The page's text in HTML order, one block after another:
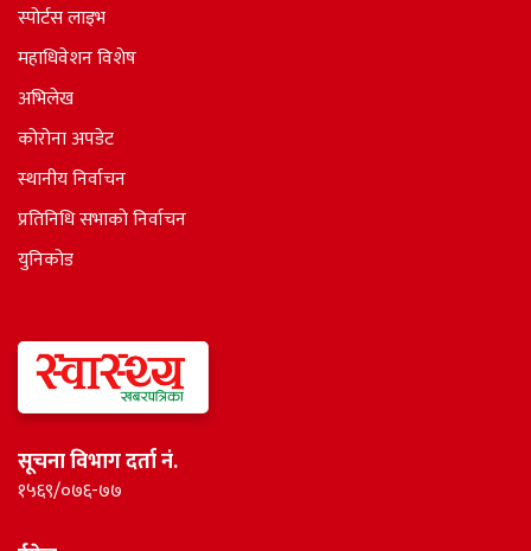
स्पोर्टस लाइभ
महाधिवेशन विशेष
अभिलेख
कोरोना अपडेट
स्थानीय निर्वाचन
प्रतिनिधि सभाकाे निर्वाचन
युनिकोड
सूचना विभाग दर्ता नं.
१५६९/०७६-७७